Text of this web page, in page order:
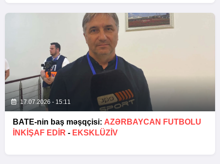
17.07.2026 - 15:11
BATE-nin baş məşqçisi: AZƏRBAYCAN FUTBOLU
INKIŞAF EDIR - EKSKLÜZİV